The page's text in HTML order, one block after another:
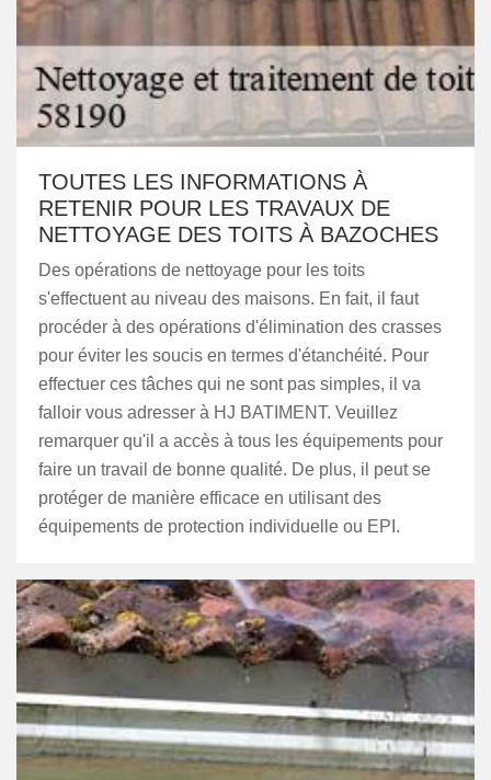
TOUTES LES INFORMATIONS À
RETENIR POUR LES TRAVAUX DE
NETTOYAGE DES TOITS À BAZOCHES
Des opérations de nettoyage pour les toits
s'effectuent au niveau des maisons. En fait, il faut
procéder à des opérations d'élimination des crasses
pour éviter les soucis en termes d'étanchéité. Pour
effectuer ces tâches qui ne sont pas simples, il va
falloir vous adresser à HJ BATIMENT. Veuillez
remarquer qu'il a accès à tous les équipements pour
faire un travail de bonne qualité. De plus, il peut se
protéger de manière efficace en utilisant des
équipements de protection individuelle ou EPI.